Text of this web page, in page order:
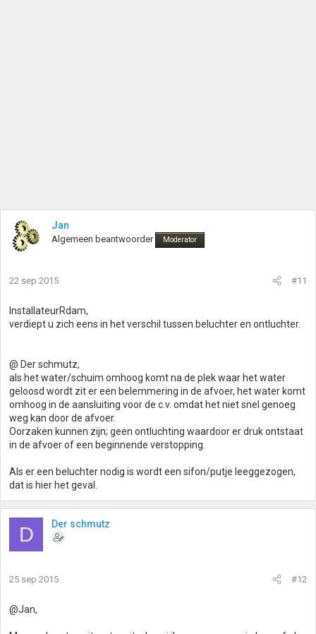
Jan
Algemeen beantwoorder Moderator
22 sep 2015 #11
InstallateurRdam,
verdiept u zich eens in het verschil tussen beluchter en ontluchter.
@ Der schmutz,
als het water/schuim omhoog komt na de plek waar het water
geloosd wordt zit er een belemmering in de afvoer, het water komt
omhoog in de aansluiting voor de c.v. omdat het niet snel genoeg
weg kan door de afvoer.
Oorzaken kunnen zijn; geen ontluchting waardoor er druk ontstaat
in de afvoer of een beginnende verstopping.
Als er een beluchter nodig is wordt een sifon/putje leeggezogen,
dat is hier het geval.
D Der schmutz
25 sep 2015 #12
@Jan,